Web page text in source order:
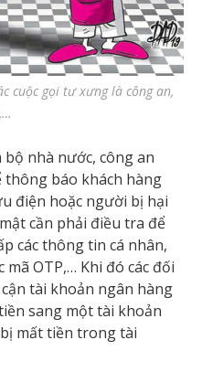
cuộc gọi tư xưng là công an,
bộ nhà nước, công an
thông báo khách hàng
điện hoặc người bị hại
cần phải điều tra để
các thông tin cá nhân,
mã OTP,… Khi đó các đối
tài khoản ngân hàng
sang một tài khoản
mất tiền trong tài